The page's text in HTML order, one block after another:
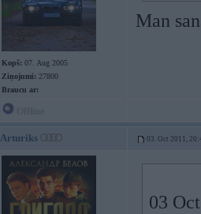
Kopš: 07. Aug 2005
Ziņojumi: 27800
Braucu ar:
Man
Arturiks 03. Oct 2011,
03